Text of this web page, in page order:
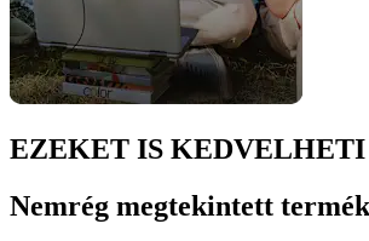
EZEKET IS KEDVELHETI
Nemrég megtekintett